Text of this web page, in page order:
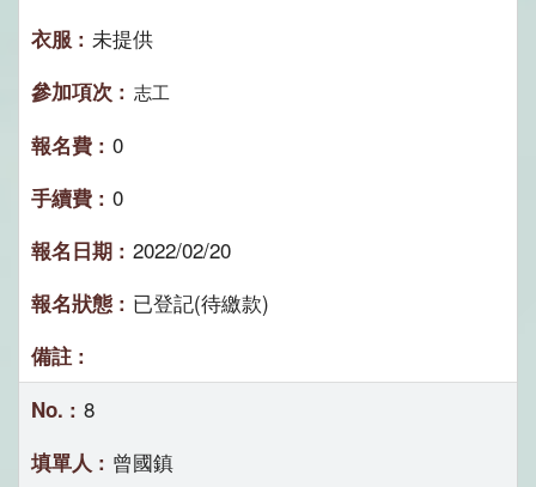
未提供
志工
0
0
2022/02/20
已登記(待繳款)
8
曾國鎮